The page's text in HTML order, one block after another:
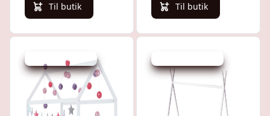
Til butik Til butik
Udsalg - spar 31 %